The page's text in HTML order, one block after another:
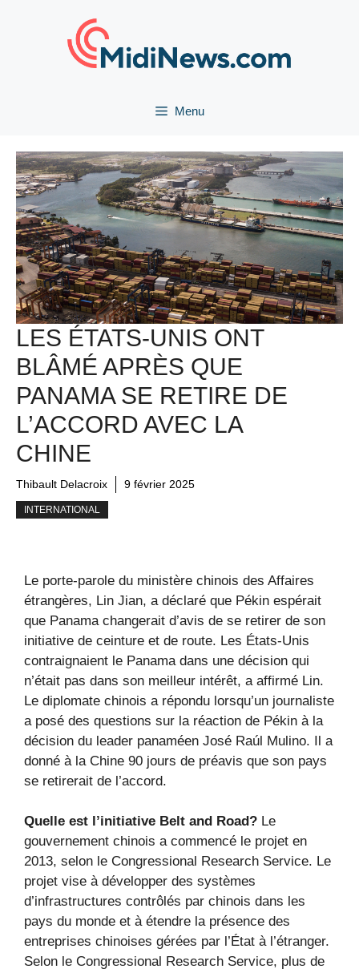
Menu
LES ÉTATS-UNIS ONT
BLÂMÉ APRÈS QUE
PANAMA SE RETIRE DE
L’ACCORD AVEC LA
CHINE
Thibault Delacroix 9 février 2025
INTERNATIONAL
Le porte-parole du ministère chinois des Affaires
étrangères, Lin Jian, a déclaré que Pékin espérait
que Panama changerait d’avis de se retirer de son
initiative de ceinture et de route. Les États-Unis
contraignaient le Panama dans une décision qui
n’était pas dans son meilleur intérêt, a affirmé Lin.
Le diplomate chinois a répondu lorsqu’un journaliste
a posé des questions sur la réaction de Pékin à la
décision du leader panaméen José Raúl Mulino. Il a
donné à la Chine 90 jours de préavis que son pays
se retirerait de l’accord.
Quelle est l’initiative Belt and Road? Le
gouvernement chinois a commencé le projet en
2013, selon le Congressional Research Service. Le
projet vise à développer des systèmes
d’infrastructures contrôlés par chinois dans les
pays du monde et à étendre la présence des
entreprises chinoises gérées par l’État à l’étranger.
Selon le Congressional Research Service, plus de